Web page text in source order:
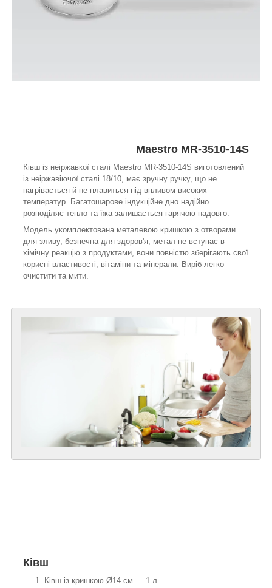
Maestro MR-3510-14S
Ківш із неіржавкої сталі Maestro MR-3510-14S виготовлений
із неіржавіючої сталі 18/10, має зручну ручку, що не
нагрівається й не плавиться під впливом високих
температур. Багатошарове індукційне дно надійно
розподіляє тепло та їжа залишається гарячою надовго.
Модель укомплектована металевою кришкою з отворами
для зливу, безпечна для здоров'я, метал не вступає в
хімічну реакцію з продуктами, вони повністю зберігають свої
корисні властивості, вітаміни та мінерали. Виріб легко
очистити та мити.
Ківш
Ківш із кришкою Ø14 см — 1 л